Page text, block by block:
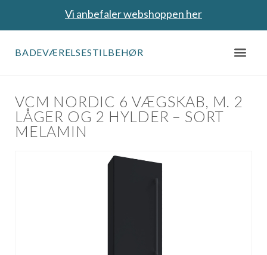
Vi anbefaler webshoppen her
BADEVÆRELSESTILBEHØR
VCM NORDIC 6 VÆGSKAB, M. 2
LÅGER OG 2 HYLDER – SORT
MELAMIN